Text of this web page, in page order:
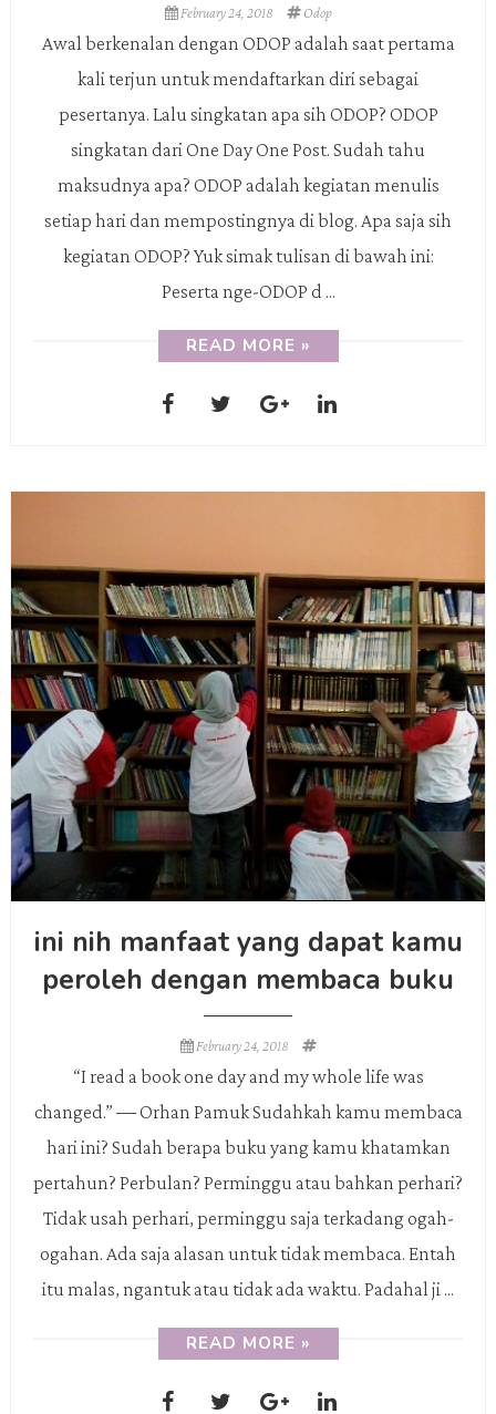
February 24, 2018 Odop
Awal berkenalan dengan ODOP adalah saat pertama
kali terjun untuk mendaftarkan diri sebagai
pesertanya. Lalu singkatan apa sih ODOP? ODOP
singkatan dari One Day One Post. Sudah tahu
maksudnya apa? ODOP adalah kegiatan menulis
setiap hari dan mempostingnya di blog. Apa saja sih
kegiatan ODOP? Yuk simak tulisan di bawah ini:
Peserta nge-ODOP d ...
READ MORE »
ini nih manfaat yang dapat kamu
peroleh dengan membaca buku
February 24, 2018
“I read a book one day and my whole life was
changed.” ― Orhan Pamuk Sudahkah kamu membaca
hari ini? Sudah berapa buku yang kamu khatamkan
pertahun? Perbulan? Perminggu atau bahkan perhari?
Tidak usah perhari, perminggu saja terkadang ogah-
ogahan. Ada saja alasan untuk tidak membaca. Entah
itu malas, ngantuk atau tidak ada waktu. Padahal ji ...
READ MORE »